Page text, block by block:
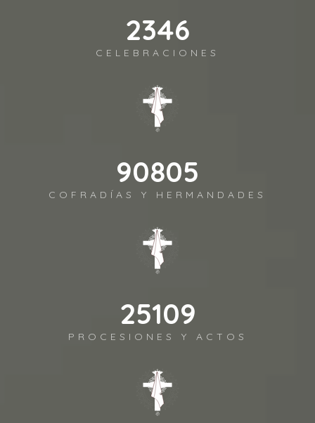
2688
CELEBRACIONES
104047
COFRADÍAS Y HERMANDADES
28771
PROCESIONES Y ACTOS